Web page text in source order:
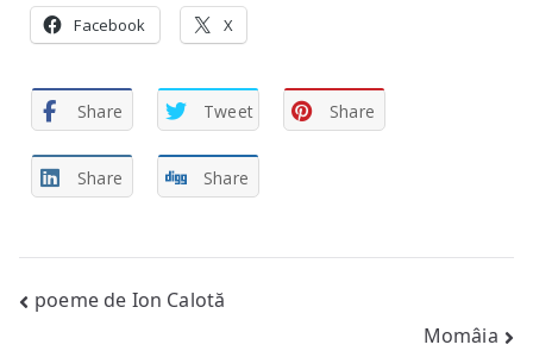
Facebook X
Share Tweet Share
Share Share
Post
poeme de Ion Calotă
Momâia